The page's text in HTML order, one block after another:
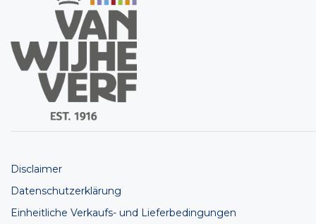
Disclaimer
Datenschutzerklärung
Einheitliche Verkaufs- und Lieferbedingungen